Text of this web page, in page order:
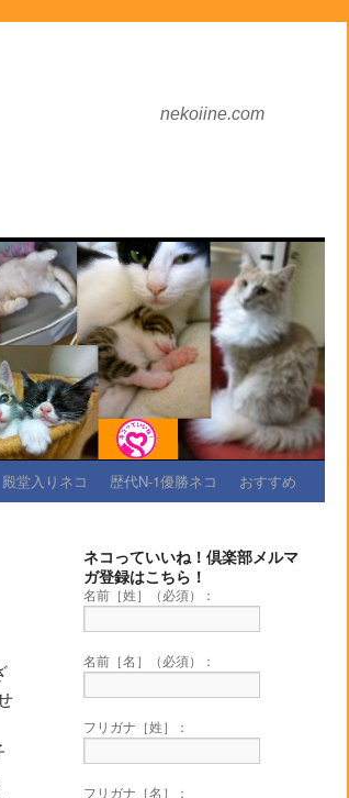
nekoiine.com
殿堂入りネコ 歴代N-1優勝ネコ おすすめ
ネコっていいね！倶楽部メルマ
ガ登録はこちら！
名前［姓］（必須）：
名前［名］（必須）：
フリガナ［姓］：
フリガナ［名］：